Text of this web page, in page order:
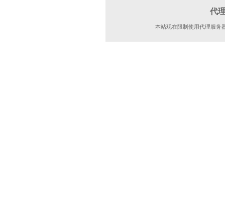
代
本站现在限制使用代理服务